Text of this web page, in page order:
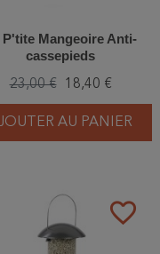
P'tite Mangeoire Anti-
cassepieds
23,00 € 18,40 €
AU PANIER
favorite_border